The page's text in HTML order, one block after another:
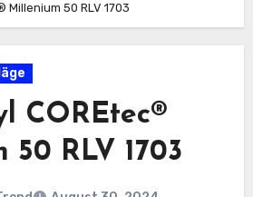
Millenium 50 RLV 1703
COREtec®
50 RLV 1703